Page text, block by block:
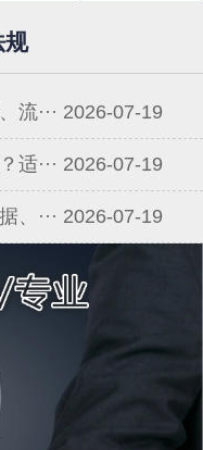
规
流··· 2026-07-19
适··· 2026-07-19
、··· 2026-07-19